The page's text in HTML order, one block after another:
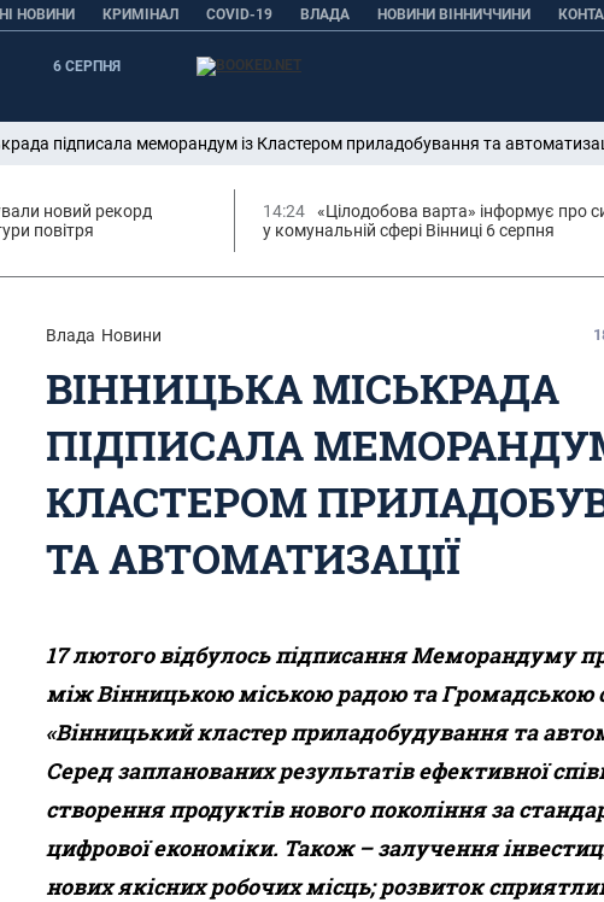
НОВИНИ КРИМІНАЛ COVID-19 ВЛАДА НОВИНИ ВІННИЧЧИНИ
6 СЕРПНЯ
підписала меморандум із Кластером приладобування та
новий рекорд
повітря
14:24
«Цілодобова варта» інформує про
у комунальній сфері Вінниці 6 серпня
Влада Новини
ВІННИЦЬКА МІСЬКРАДА
ПІДПИСАЛА
КЛАСТЕРОМ
ТА АВТОМАТИЗАЦІЇ
17 лютого відбулось підписання Меморандуму
між Вінницькою міською радою та Громадською
«Вінницький кластер приладобудування та
Серед запланованих результатів ефективної
створення продуктів нового покоління за
цифрової економіки. Також – залучення
нових якісних робочих місць; розвиток